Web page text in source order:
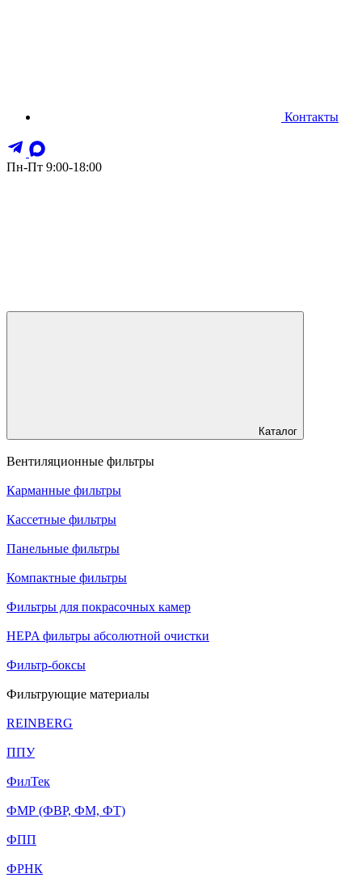
Контакты
Пн-Пт 9:00-18:00
Каталог
Вентиляционные фильтры
Карманные фильтры
Кассетные фильтры
Панельные фильтры
Компактные фильтры
Фильтры для покрасочных камер
HEPA фильтры абсолютной очистки
Фильтр-боксы
Фильтрующие материалы
REINBERG
ППУ
ФилТек
ФМР (ФВР, ФМ, ФТ)
ФПП
ФРНК